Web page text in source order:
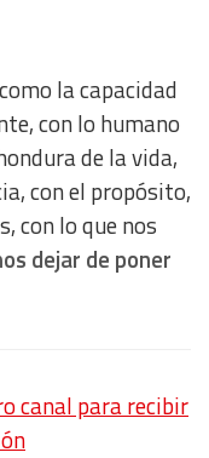
la capacidad
con lo humano
de la vida,
con el propósito,
con lo que nos
dejar de poner
canal para recibir